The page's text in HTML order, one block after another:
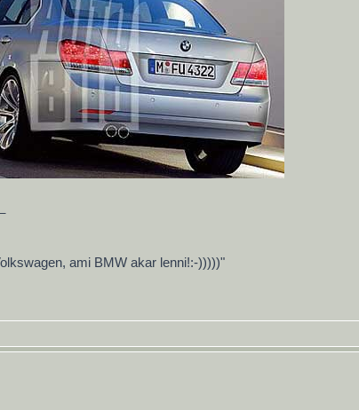
ami BMW akar lenni!:-)))))"